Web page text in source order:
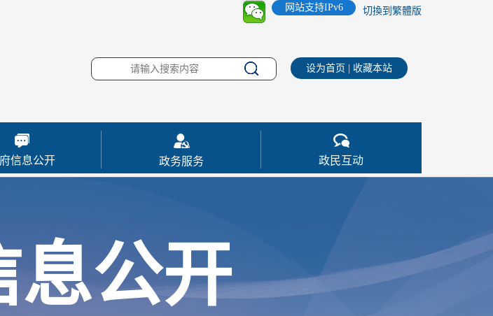
切換到繁體版
网站支持IPv6
设为首页 收藏本站
信息公开 政务服务 政民互动
息公开